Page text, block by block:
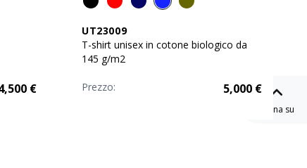
€
UT23009
T-shirt unisex in cotone biologico da
145 g/m2
Prezzo: 5,000€
Torna su